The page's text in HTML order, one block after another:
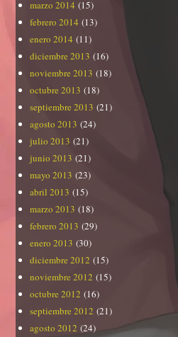
marzo 2014 (15)
febrero 2014 (13)
enero 2014 (11)
diciembre 2013 (16)
noviembre 2013 (18)
octubre 2013 (18)
septiembre 2013 (21)
agosto 2013 (24)
julio 2013 (21)
junio 2013 (21)
mayo 2013 (23)
abril 2013 (15)
marzo 2013 (18)
febrero 2013 (29)
enero 2013 (30)
diciembre 2012 (15)
noviembre 2012 (15)
octubre 2012 (16)
septiembre 2012 (21)
agosto 2012 (24)